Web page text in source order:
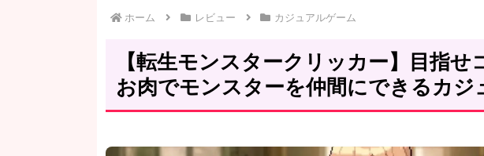
ホーム レビュー カジュアルゲーム
【転生モンスタークリッカー】目指せ
お肉でモンスターを仲間にできるカジ